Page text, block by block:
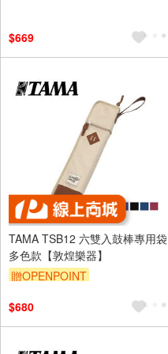
$669
TAMA TSB12 六雙入鼓棒專用袋
多色款【敦煌樂器】
贈OPENPOINT
$680